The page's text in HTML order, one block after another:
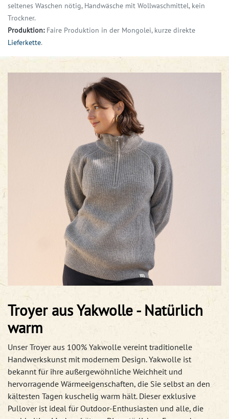
seltenes Waschen nötig, Handwäsche mit Wollwaschmittel, kein
Trockner.
Produktion:Faire Produktion in der Mongolei, kurze direkte
Lieferkette.
Troyer aus Yakwolle - Natürlich
warm
Unser Troyer aus 100% Yakwolle vereint traditionelle
Handwerkskunst mit modernem Design. Yakwolle ist
bekannt für ihre außergewöhnliche Weichheit und
hervorragende Wärmeeigenschaften, die Sie selbst an den
kältesten Tagen kuschelig warm hält. Dieser exklusive
Pullover ist ideal für Outdoor-Enthusiasten und alle, die